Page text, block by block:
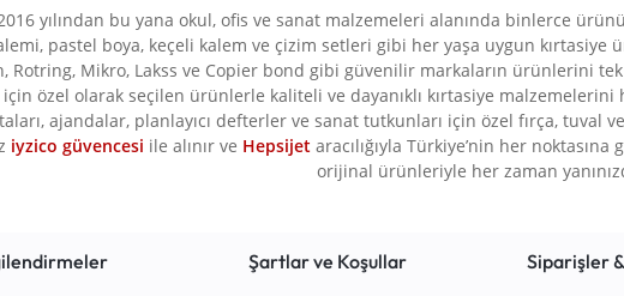
yılından bu yana okul, ofis ve sanat malzemeleri alanında binlerce
pastel boya, keçeli kalem ve çizim setleri gibi her yaşa uygun kırtasiye
Rotring, Mikro, Lakss ve Copier bond gibi güvenilir markaların ürünlerini
için özel olarak seçilen ürünlerle kaliteli ve dayanıklı kırtasiye malzemelerini
ajandalar, planlayıcı defterler ve sanat tutkunları için özel fırça, tuval
iyzico güvencesi ile alınır ve Hepsijet aracılığıyla Türkiye’nin her
orijinal ürünleriyle her zaman
Şartlar ve Koşullar Siparişler